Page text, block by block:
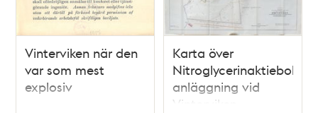
Vinterviken när den
var som mest
explosiv
Karta över
anläggning vid
Vinterviken